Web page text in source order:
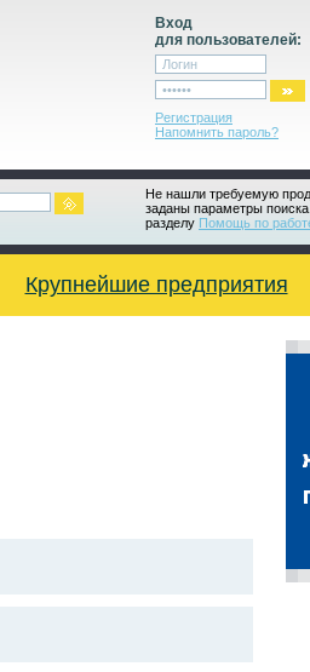
Вход
для пользователей:
Регистрация
Напомнить пароль?
Не нашли требуемую
заданы параметры
разделу Помощь по
Крупнейшие предприятия